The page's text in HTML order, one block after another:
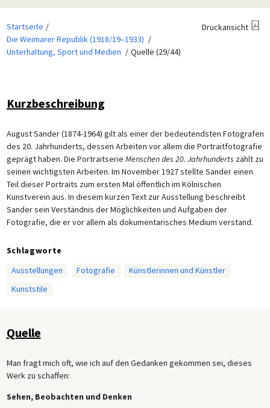
Startseite
Die Weimarer Republik (1918/19–1933)
Unterhaltung, Sport und Medien
Quelle (29/44)
Druckansicht
Kurzbeschreibung
August Sander (1874-1964) gilt als einer der bedeutendsten Fotografen
des 20. Jahrhunderts, dessen Arbeiten vor allem die Portraitfotografie
geprägt haben. Die Portraitserie Menschen des 20. Jahrhunderts zählt zu
seinen wichtigsten Arbeiten. Im November 1927 stellte Sander einen
Teil dieser Portraits zum ersten Mal öffentlich im Kölnischen
Kunstverein aus. In diesem kurzen Text zur Ausstellung beschreibt
Sander sein Verständnis der Möglichkeiten und Aufgaben der
Fotografie, die er vor allem als dokumentarisches Medium verstand.
Schlagworte
Ausstellungen
Fotografie
Künstlerinnen und Künstler
Kunststile
Quelle
Man fragt mich oft, wie ich auf den Gedanken gekommen sei, dieses
Werk zu schaffen:
Sehen, Beobachten und Denken